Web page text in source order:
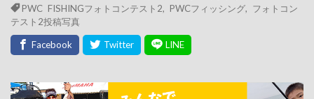
PWC FISHINGフォトコンテスト2
PWCフィッシング,
フォトコン
テスト2投稿写真